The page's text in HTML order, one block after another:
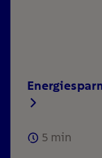
5 min